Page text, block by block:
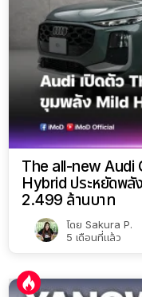
The all-new Audi
Hybrid ประหยัดพลั
2.499 ล้านบาท
โดย Sakura P.
5 เดือนที่แล้ว